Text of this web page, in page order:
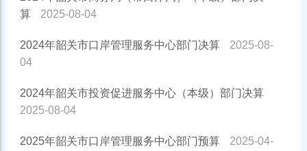
算
2025-08-04
2024年韶关市口岸管理服务中心部门决算
2025-08-
04
2024年韶关市投资促进服务中心（本级）部门决算
2025-08-04
2025年韶关市口岸管理服务中心部门预算
2025-04-